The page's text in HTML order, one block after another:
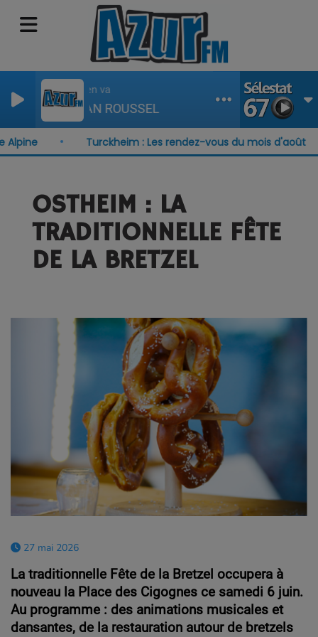
Tout s en va
GAETAN ROUSSEL
Turckheim : Les rendez-vous du mois d'août
OSTHEIM : LA
TRADITIONNELLE FÊTE
DE LA BRETZEL
27 mai 2026
La traditionnelle Fête de la Bretzel occupera à
nouveau la Place des Cigognes ce samedi 6 juin.
Au programme : des animations musicales et
dansantes, de la restauration autour de bretzels